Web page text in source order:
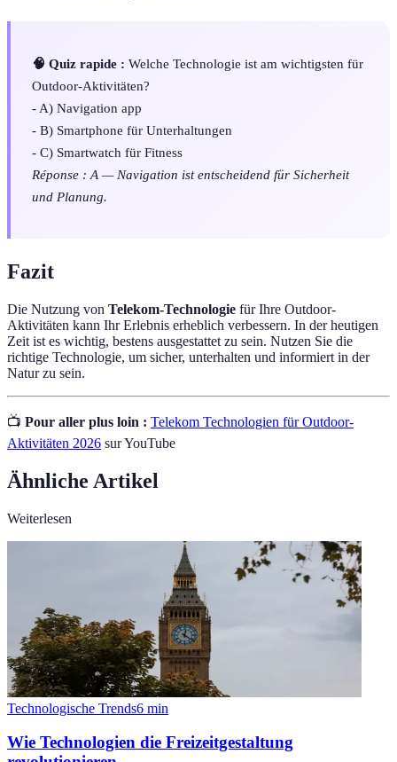
🧠 Quiz rapide : Welche Technologie ist am wichtigsten für
Outdoor-Aktivitäten?
- A) Navigation app
- B) Smartphone für Unterhaltungen
- C) Smartwatch für Fitness
Réponse : A — Navigation ist entscheidend für Sicherheit
und Planung.
Fazit
Die Nutzung von Telekom-Technologie für Ihre Outdoor-
Aktivitäten kann Ihr Erlebnis erheblich verbessern. In der heutigen
Zeit ist es wichtig, bestens ausgestattet zu sein. Nutzen Sie die
richtige Technologie, um sicher, unterhalten und informiert in der
Natur zu sein.
📺 Pour aller plus loin : Telekom Technologien für Outdoor-
Aktivitäten 2026 sur YouTube
Ähnliche Artikel
Weiterlesen
Technologische Trends6 min
Wie Technologien die Freizeitgestaltung